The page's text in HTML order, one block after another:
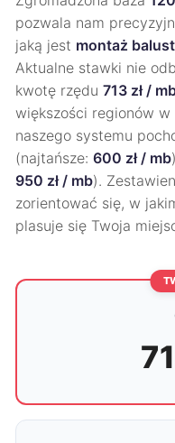
pozwala nam
jaką jest montaż
Aktualne stawki nie
kwotę rzędu 713 zł /
większości regionów
naszego systemu
(najtańsze: 600 zł / mb
950 zł / mb).
zorientować się, w
plasuje się Twoja